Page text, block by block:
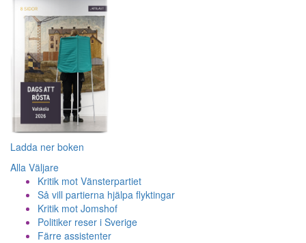
Ladda ner boken
Alla Väljare
Kritik mot Vänsterpartiet
Så vill partierna hjälpa flyktingar
Kritik mot Jomshof
Politiker reser i Sverige
Färre assistenter